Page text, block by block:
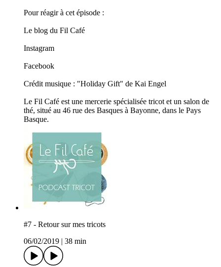
Pour réagir à cet épisode :
Le blog du Fil Café
Instagram
Facebook
Crédit musique : "Holiday Gift" de Kai Engel
Le Fil Café est une mercerie spécialisée tricot et un salon de
thé, situé au 46 rue des Basques à Bayonne, dans le Pays
Basque.
#7 - Retour sur mes tricots
06/02/2019
38 min